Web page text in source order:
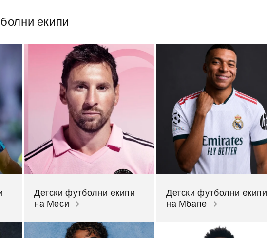
екипи
Детски футболни екипи
на Меси
Детски футболни екипи
на Мбапе